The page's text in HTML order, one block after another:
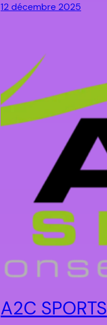
12 décembre 2025
A2C SPORTS